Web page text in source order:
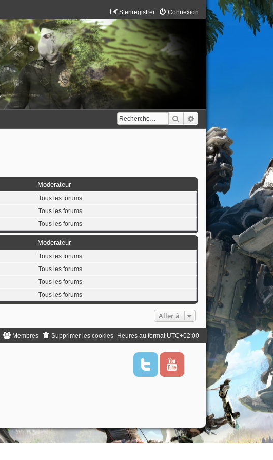
Connexion
S’enregistrer
Rechercher
Modérateur
Tous les forums
Tous les forums
Tous les forums
Modérateur
Tous les forums
Tous les forums
Tous les forums
Tous les forums
Aller à
Heures au format UTC+02:00
Supprimer les cookies
Membres
T
i
Y
u